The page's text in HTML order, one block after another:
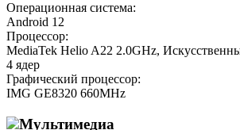
Операционная система:
Android 12
Процессор:
MediaTek Helio A22 2.0GHz,
4 ядер
Графический процессор:
IMG GE8320 660MHz
Мультимедиа